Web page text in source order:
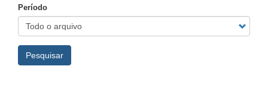
Período
Pesquisar